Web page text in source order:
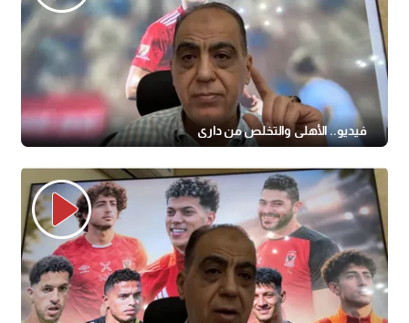
فيديو.. الأهلي والتخلص من داري